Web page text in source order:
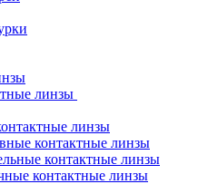
линзы
линзы
контактные линзы
контактные линзы
контактные линзы